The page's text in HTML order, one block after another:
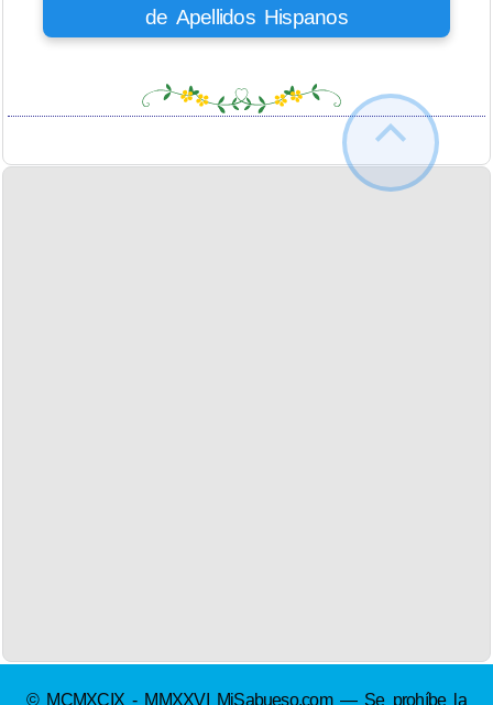
de Apellidos Hispanos
© MCMXCIX - MMXXVI MiSabueso.com — Se prohíbe la